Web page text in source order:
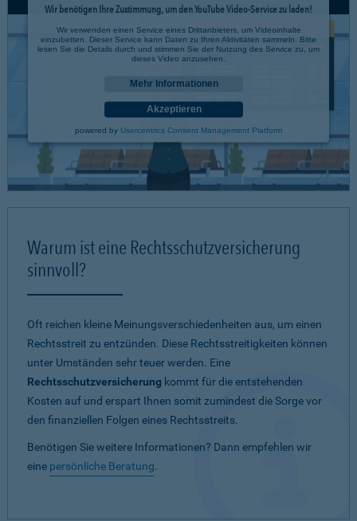
Wir benötigen Ihre Zustimmung, um den YouTube Video-Service zu laden!
Wir verwenden einen Service eines Drittanbieters, um Videoinhalte
einzubetten. Dieser Service kann Daten zu Ihren Aktivitäten sammeln. Bitte
lesen Sie die Details durch und stimmen Sie der Nutzung des Service zu, um
dieses Video anzusehen.
Mehr Informationen
Akzeptieren
powered by Usercentrics Consent Management Platform
Warum ist eine Rechtsschutzversicherung
sinnvoll?
Oft reichen kleine Meinungsverschiedenheiten aus, um einen
Rechtsstreit zu entzünden. Diese Rechtsstreitigkeiten können
unter Umständen sehr teuer werden. Eine
Rechtsschutzversicherung kommt für die entstehenden
Kosten auf und erspart Ihnen somit zumindest die Sorge vor
den finanziellen Folgen eines Rechtsstreits.
Benötigen Sie weitere Informationen? Dann empfehlen wir
eine persönliche Beratung.